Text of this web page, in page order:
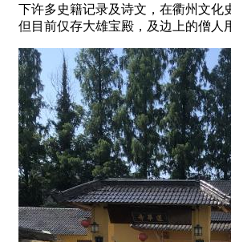
下许多史籍记录及诗文，在衢州文化
但目前仅存大雄宝殿，及边上的僧人